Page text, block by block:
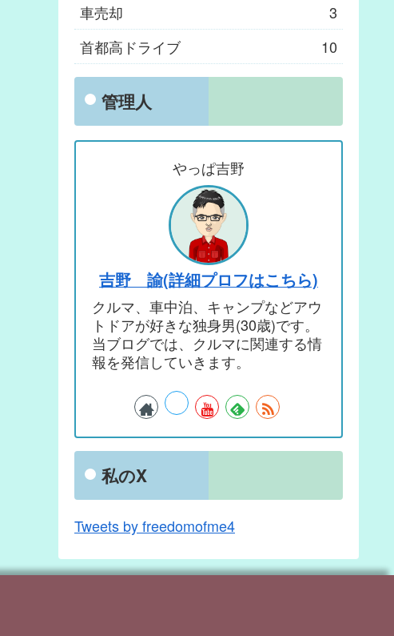
車売却
3
首都高ドライブ
10
管理人
やっぱ吉野
吉野 諭(詳細プロフはこちら)
クルマ、車中泊、キャンプなどアウ
トドアが好きな独身男(30歳)です。
当ブログでは、クルマに関連する情
報を発信していきます。
私のX
Tweets by freedomofme4